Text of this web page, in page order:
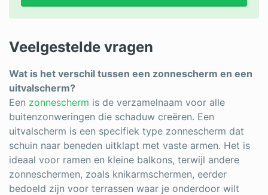
Veelgestelde vragen
Wat is het verschil tussen een zonnescherm en een
uitvalscherm?
Een zonnescherm is de verzamelnaam voor alle
buitenzonweringen die schaduw creëren. Een
uitvalscherm is een specifiek type zonnescherm dat
schuin naar beneden uitklapt met vaste armen. Het is
ideaal voor ramen en kleine balkons, terwijl andere
zonneschermen, zoals knikarmschermen, eerder
bedoeld zijn voor terrassen waar je onderdoor wilt